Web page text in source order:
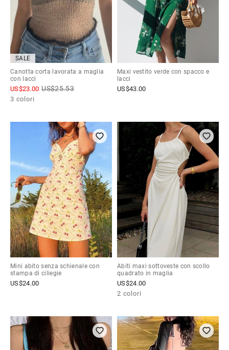
SALE
Canotta corta lavorata a maglia
con lacci
US$23.00 US$25.53
3 colori
Maxi vestito verde con spacco e
lacci
US$43.00
Mini abito senza schienale con
stampa di ciliegie
US$24.00
Abiti maxi sottoveste con scollo
quadrato in maglia
US$24.00
2 colori